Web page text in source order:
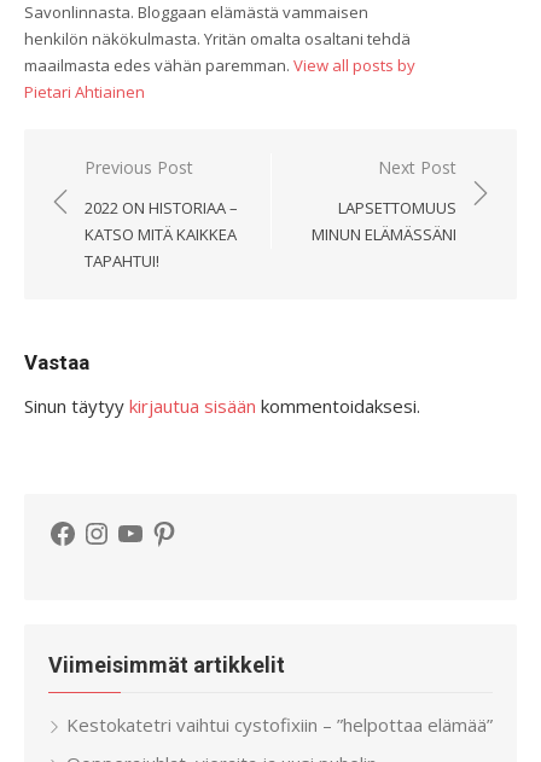
Savonlinnasta. Bloggaan elämästä vammaisen
henkilön näkökulmasta. Yritän omalta osaltani tehdä
maailmasta edes vähän paremman. View all posts by
Pietari Ahtiainen
Artikkelien
selaus
Previous Post
2022 ON HISTORIAA –
KATSO MITÄ KAIKKEA
TAPAHTUI!
Next Post
LAPSETTOMUUS
MINUN ELÄMÄSSÄNI
Vastaa
Sinun täytyy kirjautua sisään kommentoidaksesi.
Facebook
Instagram
YouTubePinterest
Viimeisimmät artikkelit
Kestokatetri vaihtui cystofixiin – ”helpottaa elämää”